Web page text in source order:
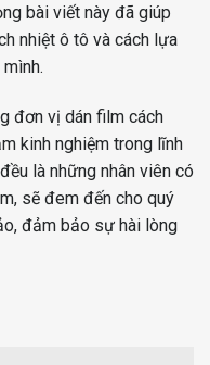
bài viết này đã giúp
nhiệt ô tô và cách lựa
đơn vị dán film cách
kinh nghiệm trong lĩnh
là những nhân viên có
sẽ đem đến cho quý
đảm bảo sự hài lòng